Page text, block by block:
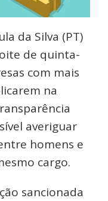
da Silva (PT)
de quinta-
com mais
na
averiguar
homens e
cargo.
sancionada